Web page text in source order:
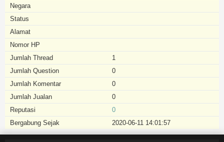
Negara
Status
Alamat
Nomor HP
Jumlah Thread
1
Jumlah Question
0
Jumlah Komentar
0
Jumlah Jualan
0
Reputasi
0
Bergabung Sejak
2020-06-11 14:01:57